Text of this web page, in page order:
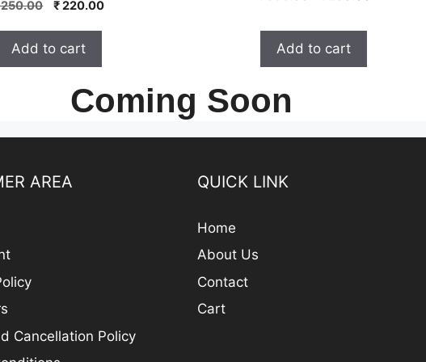
o
o
5
Original
₹ 250.00.
₹220.00Current
Add to cart
o
f
was:
₹ 335.00.
Add to cart
Coming Soon
AREA
Cancellation Policy
QUICK LINK
Home
About Us
Contact
Cart